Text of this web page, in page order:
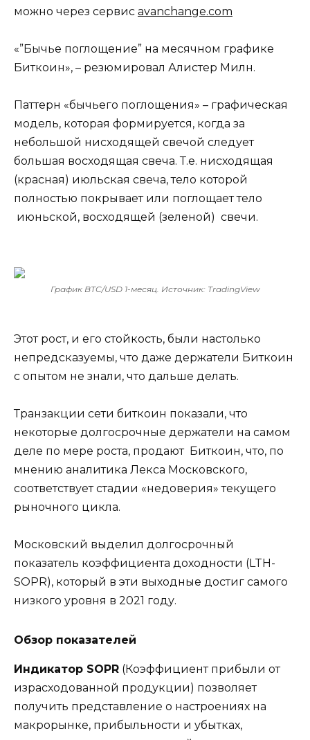
можно через сервис avanchange.com
«”Бычье поглощение” на месячном графике
Биткоин», – резюмировал Алистер Милн.
Паттерн «бычьего поглощения» – графическая
модель, которая формируется, когда за
небольшой нисходящей свечой следует
большая восходящая свеча. Т.е. нисходящая
(красная) июльская свеча, тело которой
полностью покрывает или поглощает тело
июньской, восходящей (зеленой) свечи.
График BTC/USD 1-месяц. Источник: TradingView
Этот рост, и его стойкость, были настолько
непредсказуемы, что даже держатели Биткоин
с опытом не знали, что дальше делать.
Транзакции сети биткоин показали, что
некоторые долгосрочные держатели на самом
деле по мере роста, продают Биткоин, что, по
мнению аналитика Лекса Московского,
соответствует стадии «недоверия» текущего
рыночного цикла.
Московский выделил долгосрочный
показатель коэффициента доходности (LTH-
SOPR), который в эти выходные достиг самого
низкого уровня в 2021 году.
Обзор показателей
Индикатор SOPR (Коэффициент прибыли от
израсходованной продукции) позволяет
получить представление о настроениях на
макрорынке, прибыльности и убытках,